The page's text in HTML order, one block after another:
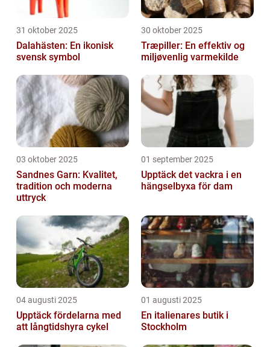
31 oktober 2025
Dalahästen: En ikonisk
svensk symbol
30 oktober 2025
Træpiller: En effektiv og
miljøvenlig varmekilde
03 oktober 2025
Sandnes Garn: Kvalitet,
tradition och moderna
uttryck
01 september 2025
Upptäck det vackra i en
hängselbyxa för dam
04 augusti 2025
Upptäck fördelarna med
att långtidshyra cykel
01 augusti 2025
En italienares butik i
Stockholm